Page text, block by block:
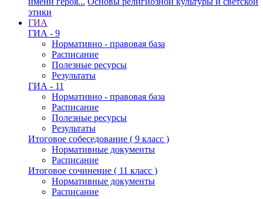
этики
ГИА
ГИА - 9
Нормативно - правовая база
Расписание
Полезные ресурсы
Результаты
ГИА - 11
Нормативно - правовая база
Расписание
Полезные ресурсы
Результаты
Итоговое собеседование ( 9 класс )
Нормативные документы
Расписание
Итоговое сочинение ( 11 класс )
Нормативные документы
Расписание